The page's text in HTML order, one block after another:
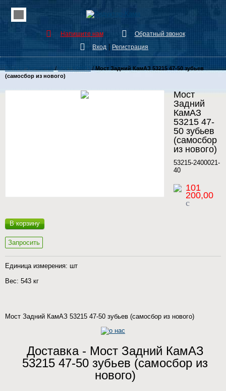
Напишите нам
Обратный звонок
Вход
Регистрация
Каталог Запчастей/Мост КАМАЗ/Мост Задний КамАЗ 53215 47-50 зубьев
(самосбор из нового)
Мост
Задний
КамАЗ
53215 47-
50 зубьев
(самосбор
из нового)
53215-2400021-
40
101
200,00
c
В корзину
Запросить
Единица измерения: шт
Вес: 543 кг
Мост Задний КамАЗ 53215 47-50 зубьев (самосбор из нового)
Доставка - Мост Задний КамАЗ
53215 47-50 зубьев (самосбор из
нового)